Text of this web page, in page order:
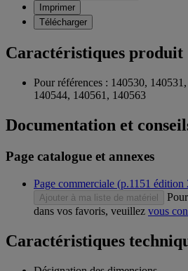
Imprimer
Télécharger
Caractéristiques produit
Pour références : 140530,
140544, 140561, 140563
Documentation et
Page catalogue et annexes
Page commerciale (p.1151 édition
Ajouter à ma liste de matériel
dans vos favoris, veuillez vous
Caractéristiques